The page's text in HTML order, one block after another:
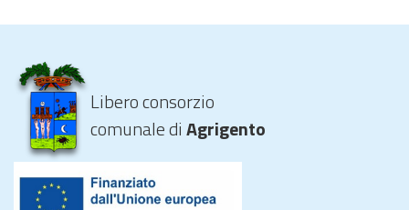
Libero consorzio
comunale diAgrigento